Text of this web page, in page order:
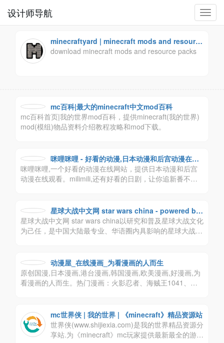
切
换
设计师导航
minecraftyard | minecraft mods and resource
packs - download minecraft mods and resou
download minecraft mods and resource packs
mc百科|最大的minecraft中文mod百科
mc百科首页|我的世界mod百科，提供minecraft(我的世界)
mod(模组)物品资料介绍教程攻略和mod下载。
咪哩咪哩 - 好看的动漫,日本动漫和后宫动漫在线
观看
咪哩咪哩,一个好看的动漫在线网站，提供日本动漫和后宫
动漫在线观看。milimili,还有好看的日剧，让你追新番不等
星球大战中文网 star wars china - powered by
discuz!
星球大战中文网 star wars china以研究和普及星球大战文化
为己任，是中国大陆最专业、华语圈内具影响的星球大战中
动漫屋_在线漫画_为看漫画的人而生
原创国漫,日本漫画,港台漫画,韩国漫画,欧美漫画,好漫画,为
看漫画的人而生。热门漫画：火影忍者、海贼王1041、死
mc世界侠 | 我的世界 | 《minecraft》精品资源站
世界侠(www.shijiexia.com)是我的世界精品资源分
享站.为《minecraft》mc玩家提供最新最全的游戏